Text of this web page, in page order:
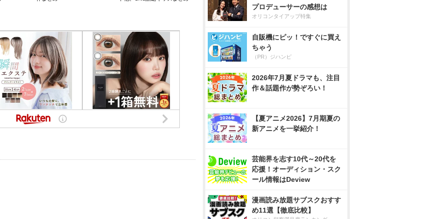
プロデューサーの感想は
オリコンタイアップ特集
自販機にピッ！ですぐに買え
ちゃう
（PR）ジハンピ
2026年7月夏ドラマも、注目
作＆話題作が勢ぞろい！
【夏アニメ2026】7月期夏の
新アニメを一挙紹介！
芸能界を志す10代～20代を
応援！オーディション・スク
ール情報はDeview
漫画読み放題サブスクおすす
め11選【徹底比較】